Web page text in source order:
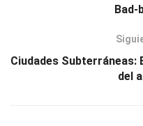
Bad-
Ciudades Subterráneas:
del